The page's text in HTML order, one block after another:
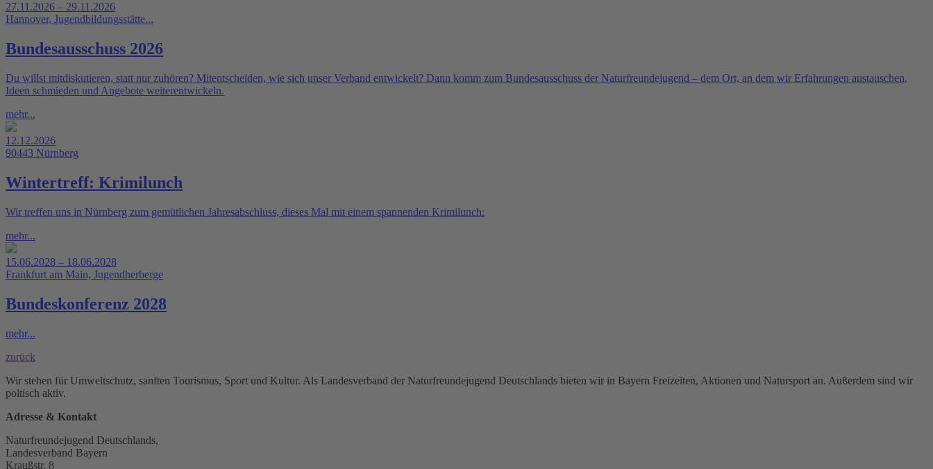
27.11.2026 – 29.11.2026
Hannover, Jugendbildungsstätte...
Bundesausschuss 2026
Du willst mitdiskutieren, statt nur zuhören? Mitentscheiden, wie sich unser Verband entwickelt? Dann komm zum Bundesausschuss der Naturfreundejugend – dem Ort, an dem wir Erfahrungen austauschen,
Ideen schmieden und Angebote weiterentwickeln.
mehr...
12.12.2026
90443 Nürnberg
Wintertreff: Krimilunch
Wir treffen uns in Nürnberg zum gemütlichen Jahresabschluss, dieses Mal mit einem spannenden Krimilunch:
mehr...
15.06.2028 – 18.06.2028
Frankfurt am Main, Jugendherberge
Bundeskonferenz 2028
mehr...
zurück
Wir stehen für Umweltschutz, sanften Tourismus, Sport und Kultur. Als Landesverband der Naturfreundejugend Deutschlands bieten wir in Bayern Freizeiten, Aktionen und Natursport an. Außerdem sind wir
poltisch aktiv.
Adresse & Kontakt
Naturfreundejugend Deutschlands,
Landesverband Bayern
Kraußstr. 8